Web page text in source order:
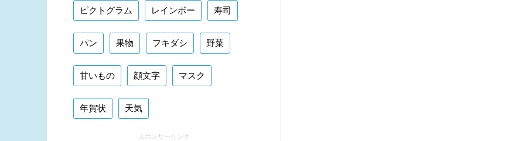
ピクトグラム レインボー 寿司
パン 果物 フキダシ 野菜
甘いもの 顔文字 マスク
年賀状 天気
スポンサーリンク